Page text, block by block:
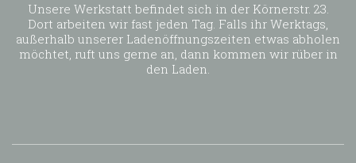
Unsere Werkstatt befindet sich in der Körnerstr. 23.
Dort arbeiten wir fast jeden Tag. Falls ihr Werktags,
außerhalb unserer Ladenöffnungszeiten etwas abholen
möchtet, ruft uns gerne an, dann kommen wir rüber in
den Laden.